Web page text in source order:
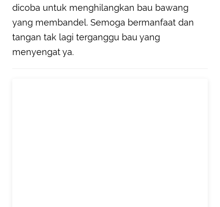
dicoba untuk menghilangkan bau bawang
yang membandel. Semoga bermanfaat dan
tangan tak lagi terganggu bau yang
menyengat ya.